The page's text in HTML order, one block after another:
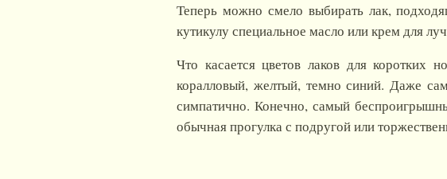
Теперь можно смело выбирать лак,
кутикулу специальное масло или крем для
Что касается цветов лаков для коротких
коралловый, желтый, темно синий. Даже
симпатично. Конечно, самый
обычная прогулка с подругой или